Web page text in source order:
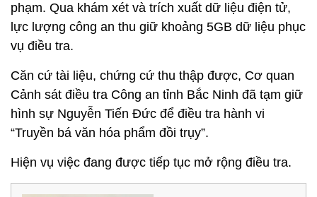
phạm. Qua khám xét và trích xuất dữ liệu điện tử,
lực lượng công an thu giữ khoảng 5GB dữ liệu phục
vụ điều tra.
Căn cứ tài liệu, chứng cứ thu thập được, Cơ quan
Cảnh sát điều tra Công an tỉnh Bắc Ninh đã tạm giữ
hình sự Nguyễn Tiến Đức để điều tra hành vi
“Truyền bá văn hóa phẩm đồi trụy”.
Hiện vụ việc đang được tiếp tục mở rộng điều tra.